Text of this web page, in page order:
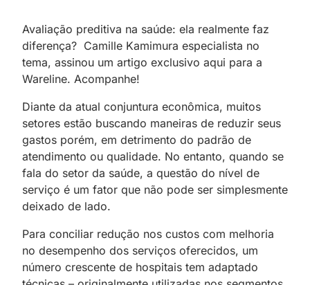
Avaliação preditiva na saúde: ela realmente faz
diferença? Camille Kamimura especialista no
tema, assinou um artigo exclusivo aqui para a
Wareline. Acompanhe!
Diante da atual conjuntura econômica, muitos
setores estão buscando maneiras de reduzir seus
gastos porém, em detrimento do padrão de
atendimento ou qualidade. No entanto, quando se
fala do setor da saúde, a questão do nível de
serviço é um fator que não pode ser simplesmente
deixado de lado.
Para conciliar redução nos custos com melhoria
no desempenho dos serviços oferecidos, um
número crescente de hospitais tem adaptado